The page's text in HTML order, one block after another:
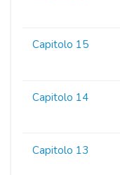
Capitolo 15
Capitolo 14
Capitolo 13